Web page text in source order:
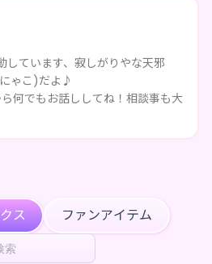
しています、寂しがりやな天邪
ゃこ)だよ♪
何でもお話ししてね！相談事も大
ス ファンアイテム